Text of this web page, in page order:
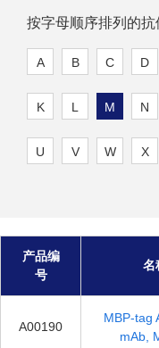
按字母顺序排列的抗
A B C D
K L M N
U V W X
产品编
号
名
A00190
MBP-tag
mAb,